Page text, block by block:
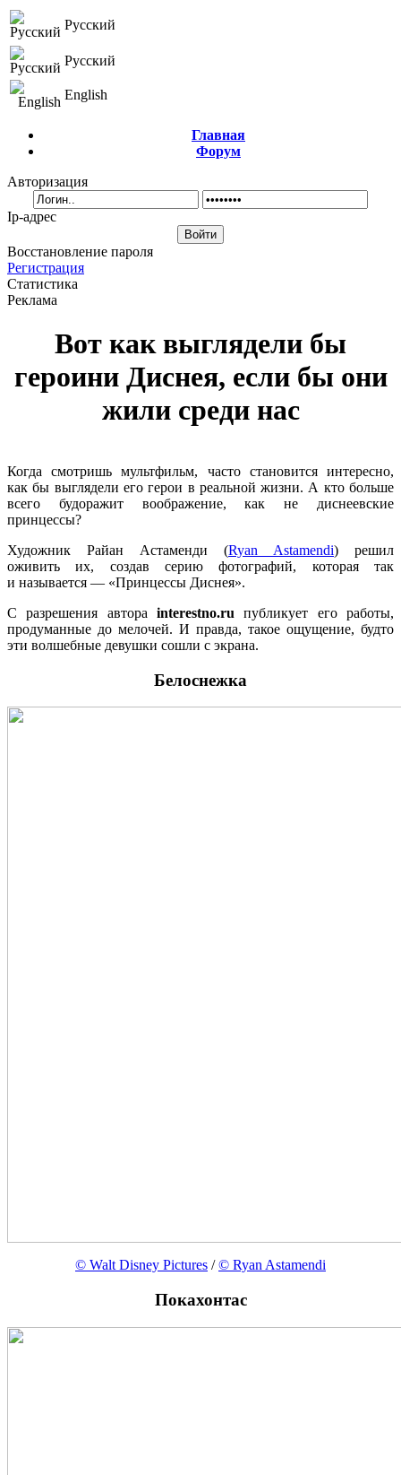
Русский
Русский
English
Главная
Форум
Авторизация
Ip-адрес
Восстановление пароля
Регистрация
Статистика
Реклама
Вот как выглядели бы
героини Диснея, если бы они
жили среди нас
Когда смотришь мультфильм, часто становится интересно,
как бы выглядели его герои в реальной жизни. А кто больше
всего будоражит воображение, как не диснеевские
принцессы?
Художник Райан Астаменди (Ryan Astamendi) решил
оживить их, создав серию фотографий, которая так
и называется — «Принцессы Диснея».
С разрешения автора interestno.ru публикует его работы,
продуманные до мелочей. И правда, такое ощущение, будто
эти волшебные девушки сошли с экрана.
Белоснежка
© Walt Disney Pictures /© Ryan Astamendi
Покахонтас